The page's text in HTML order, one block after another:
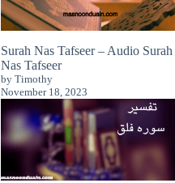
Surah Nas Tafseer – Audio Surah
Nas Tafseer
by Timothy
November 18, 2023